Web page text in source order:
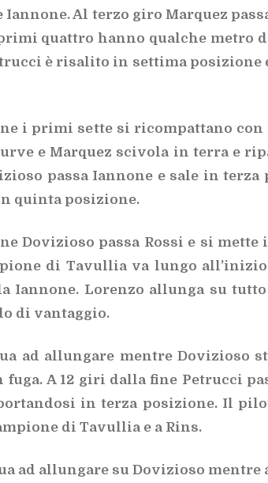
Ian­no­ne. Al ter­zo giro Mar­quez
quat­tro han­no qual­che me­tro
è ri­sa­li­to in set­ti­ma
i pri­mi set­te si ri­com­pat­ta­no con
e Mar­quez sci­vo­la in ter­ra e
pas­sa Ian­no­ne e sale in
quin­ta po­si­zio­ne.
Do­vi­zio­so pas­sa Ros­si e si met­te
di Ta­vul­lia va lun­go
Ian­no­ne. Lo­ren­zo al­lun­ga su
di van­tag­gio.
ad al­lun­ga­re men­tre Do­vi­zio­so
A 12 giri dal­la fine Pe­truc­ci
in ter­za po­si­zio­ne. Il
di Ta­vul­lia e a Rins.
ad al­lun­ga­re su Do­vi­zio­so